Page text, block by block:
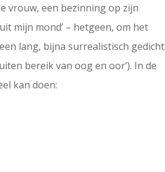
vrouw, een bezinning op zijn
mijn mond’ – hetgeen, om het
lang, bijna surrealistisch gedicht
bereik van oog en oor’). In de
kan doen: